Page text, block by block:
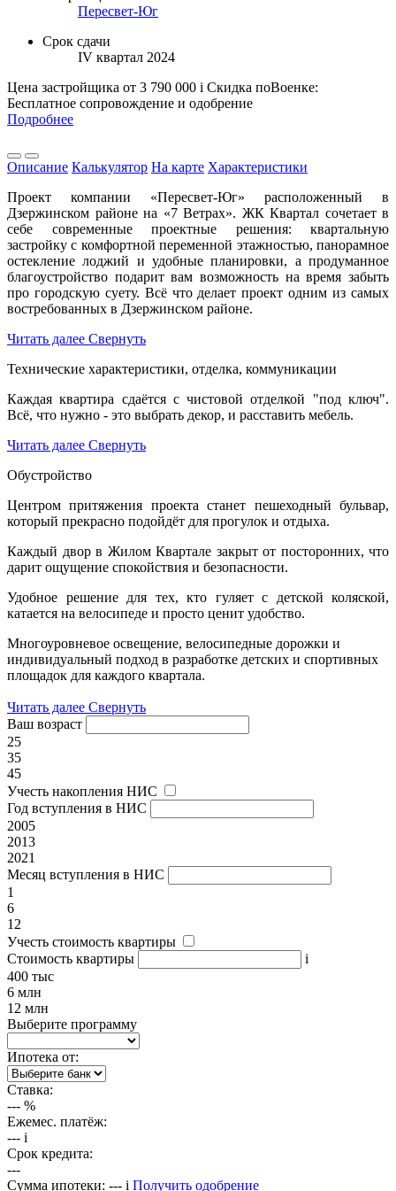
Пересвет-Юг
Срок сдачи
IV квартал 2024
Цена застройщика от 3 790 000 i Скидка поВоенке:
Бесплатное сопровождение и одобрение
Подробнее
Описание Калькулятор На карте Характеристики
Проект компании «Пересвет-Юг» расположенный в
Дзержинском районе на «7 Ветрах». ЖК Квартал сочетает в
себе современные проектные решения: квартальную
застройку с комфортной переменной этажностью, панорамное
остекление лоджий и удобные планировки, а продуманное
благоустройство подарит вам возможность на время забыть
про городскую суету. Всё что делает проект одним из самых
востребованных в Дзержинском районе.
Читать далее Свернуть
Технические характеристики, отделка, коммуникации
Каждая квартира сдаётся с чистовой отделкой "под ключ".
Всё, что нужно - это выбрать декор, и расставить мебель.
Читать далее Свернуть
Обустройство
Центром притяжения проекта станет пешеходный бульвар,
который прекрасно подойдёт для прогулок и отдыха.
Каждый двор в Жилом Квартале закрыт от посторонних, что
дарит ощущение спокойствия и безопасности.
Удобное решение для тех, кто гуляет с детской коляской,
катается на велосипеде и просто ценит удобство.
Многоуровневое освещение, велосипедные дорожки и
индивидуальный подход в разработке детских и спортивных
площадок для каждого квартала.
Читать далее Свернуть
Ваш возраст
25
35
45
Учесть накопления НИС
Год вступления в НИС
2005
2013
2021
Месяц вступления в НИС
1
6
12
Учесть стоимость квартиры
Стоимость квартиры
i
400 тыс
6 млн
12 млн
Выберите программу
Ипотека от:
Ставка:
--- %
Ежемес. платёж:
--- i
Срок кредита:
---
Сумма ипотеки: --- i Получить одобрение